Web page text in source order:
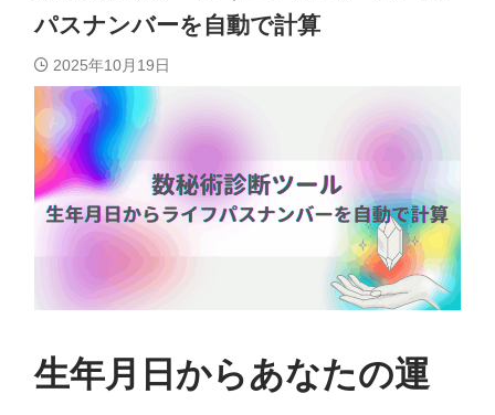
パスナンバーを自動で計算
2025年10月19日
生年月日からあなたの運